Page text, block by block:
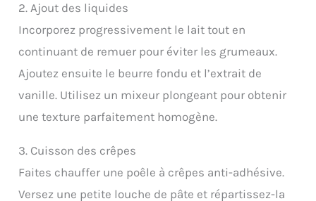
2. Ajout des liquides
Incorporez progressivement le lait tout en
continuant de remuer pour éviter les grumeaux.
Ajoutez ensuite le beurre fondu et l’extrait de
vanille. Utilisez un mixeur plongeant pour obtenir
une texture parfaitement homogène.
3. Cuisson des crêpes
Faites chauffer une poêle à crêpes anti-adhésive.
Versez une petite louche de pâte et répartissez-la